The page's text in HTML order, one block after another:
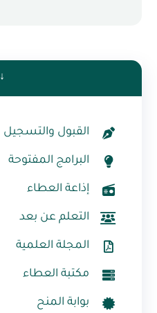
↓
القبول والتسجيل
البرامج المفتوحة
إذاعة العطاء
التعلم عن بعد
المجلة العلمية
مكتبة العطاء
بوابة المنح